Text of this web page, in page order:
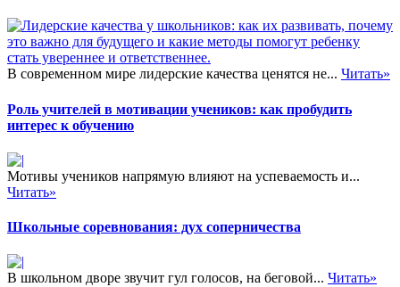
В современном мире лидерские качества ценятся не... Читать»
Роль учителей в мотивации учеников: как пробудить
интерес к обучению
Мотивы учеников напрямую влияют на успеваемость и...
Читать»
Школьные соревнования: дух соперничества
В школьном дворе звучит гул голосов, на беговой... Читать»